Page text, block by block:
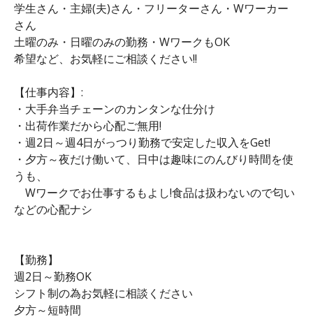
学生さん・主婦(夫)さん・フリーターさん・Wワーカー
さん
土曜のみ・日曜のみの勤務・WワークもOK
希望など、お気軽にご相談ください!!
【仕事内容】:
・大手弁当チェーンのカンタンな仕分け
・出荷作業だから心配ご無用!
・週2日～週4日がっつり勤務で安定した収入をGet!
・夕方～夜だけ働いて、日中は趣味にのんびり時間を使
うも、
Wワークでお仕事するもよし!食品は扱わないので匂い
などの心配ナシ
【勤務】
週2日～勤務OK
シフト制の為お気軽に相談ください
夕方～短時間